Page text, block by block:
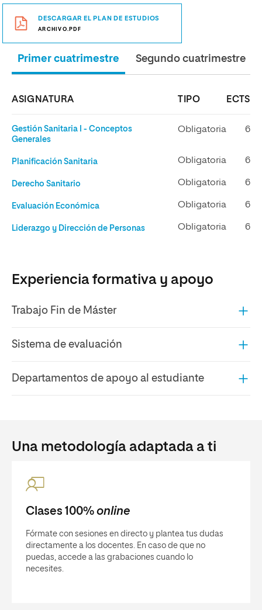
DESCARGAR EL PLAN DE ESTUDIOS
ARCHIVO.PDF
Primer cuatrimestre Segundo cuatrimestre
ASIGNATURA TIPO ECTS
Gestión Sanitaria I - Conceptos
Generales
Obligatoria 6
Planificación Sanitaria Obligatoria 6
Derecho Sanitario Obligatoria 6
Evaluación Económica Obligatoria 6
Liderazgo y Dirección de Personas Obligatoria 6
Experiencia formativa y apoyo
Trabajo Fin de Máster
Sistema de evaluación
Departamentos de apoyo al estudiante
Una metodología adaptada a ti
Clases 100% online
Fórmate con sesiones en directo y plantea tus dudas
directamente a los docentes. En caso de que no
puedas, accede a las grabaciones cuando lo
necesites.